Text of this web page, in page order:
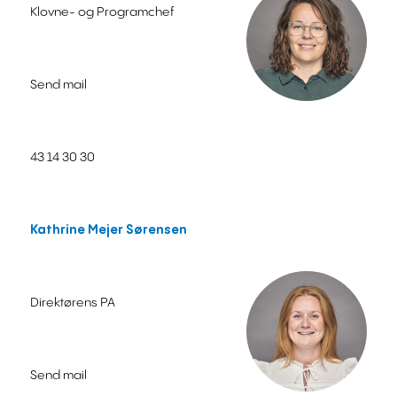
Klovne- og Programchef
Send mail
43 14 30 30
Kathrine Mejer Sørensen
Direktørens PA
Send mail